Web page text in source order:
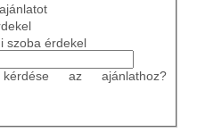
szoba érdekel
az ajánlathoz?